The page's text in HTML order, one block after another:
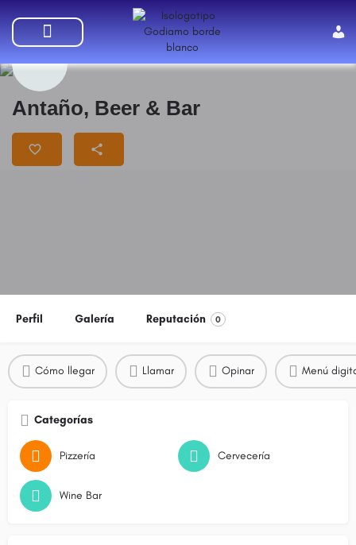
Antaño, Beer & Bar
Perfil Galería Reputación 0
Cómo llegar Llamar Opinar Menú
Categorías
Pizzería Cervecería
Wine Bar